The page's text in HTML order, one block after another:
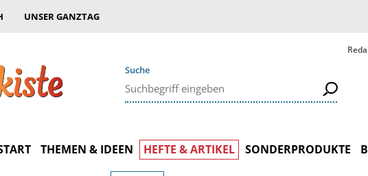
UNSER GANZTAG
Suche
THEMEN & IDEEN HEFTE & ARTIKEL SONDERPRODUKTE